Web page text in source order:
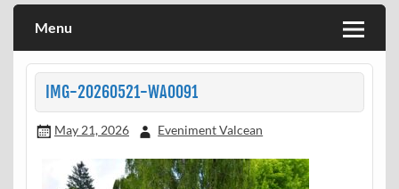
Menu
IMG-20260521-WA0091
May 21, 2026 Eveniment Valcean